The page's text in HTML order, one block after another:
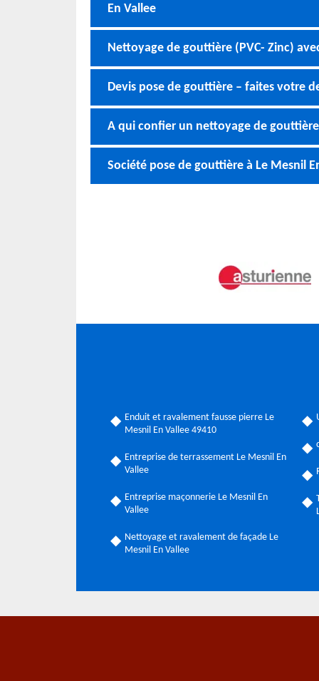
En Vallee
Nettoyage de gouttière (PVC- Zinc)
Devis pose de gouttière – faites votre
A qui confier un nettoyage de
Société pose de gouttière à Le Mesnil
Enduit et ravalement fausse pierre Le
Mesnil En Vallee 49410
Entreprise de terrassement Le Mesnil En
Vallee
Entreprise maçonnerie Le Mesnil En
Vallee
Nettoyage et ravalement de façade Le
Mesnil En Vallee